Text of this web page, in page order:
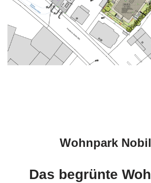
Wohnpark
Das begrünte